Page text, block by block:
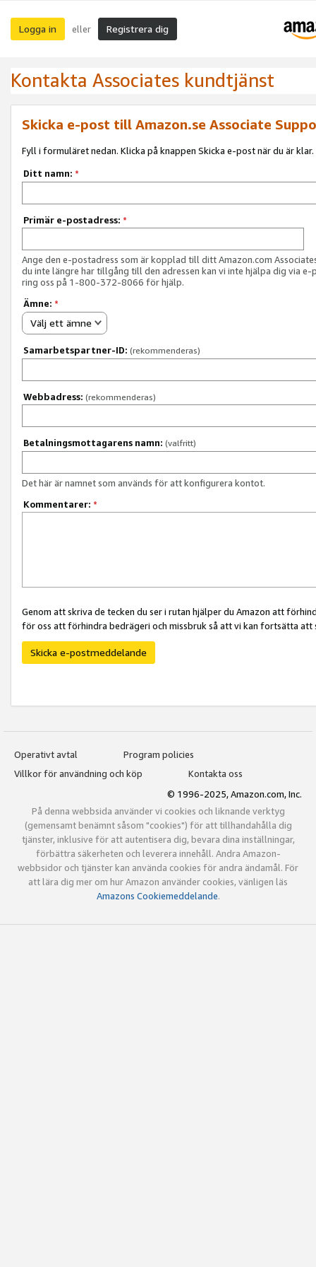
Logga in eller Registrera dig
Kontakta Associates kundtjänst
Skicka e-post till Amazon.se Associate
Fyll i formuläret nedan. Klicka på knappen Skicka e-post när du är klar.
Ditt namn: *
Primär e-postadress: *
Ange den e-postadress som är kopplad till ditt Amazon.com
du inte längre har tillgång till den adressen kan vi inte hjälpa dig via e-
ring oss på 1-800-372-8066 för hjälp.
Ämne: *
Välj ett ämne
Samarbetspartner-ID: (rekommenderas)
Webbadress: (rekommenderas)
Betalningsmottagarens namn: (valfritt)
Det här är namnet som används för att konfigurera kontot.
Kommentarer: *
Genom att skriva de tecken du ser i rutan hjälper du Amazon att
för oss att förhindra bedrägeri och missbruk så att vi kan fortsätta
Skicka e-postmeddelande
Operativt avtal
Program policies
Villkor för användning och köp
Kontakta oss
© 1996-2025, Amazon.com, Inc.
På denna webbsida använder vi cookies och liknande verktyg
(gemensamt benämnt såsom "cookies") för att tillhandahålla dig
tjänster, inklusive för att autentisera dig, bevara dina inställningar,
förbättra säkerheten och leverera innehåll. Andra Amazon-
webbsidor och tjänster kan använda cookies för andra ändamål. För
att lära dig mer om hur Amazon använder cookies, vänligen läs
Amazons Cookiemeddelande.